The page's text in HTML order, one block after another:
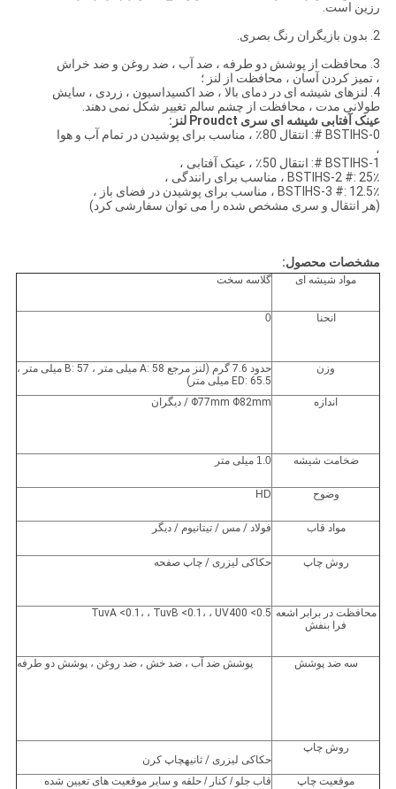
رزین است.
2. بدون بازیگران رنگ بصری.
3. محافظت از پوشش دو طرفه ، ضد آب ، ضد روغن و ضد خراش
، تمیز کردن آسان ، محافظت از لنز ؛
4. لنزهای شیشه ای در دمای بالا ، ضد اکسیداسیون ، زردی ، سایش
طولانی مدت ، محافظت از چشم سالم تغییر شکل نمی دهند.
عینک آفتابی شیشه ای سری Proudct لنز:
BSTIHS-0 #: انتقال 80٪ ، مناسب برای پوشیدن در تمام آب و هوا
،
BSTIHS-1 #: انتقال 50٪ ، عینک آفتابی ،
BSTIHS-2 #: 25٪ ، مناسب برای رانندگی ،
BSTIHS-3 #: 12.5٪ ، مناسب برای پوشیدن در فضای باز ،
(هر انتقال و سری مشخص شده را می توان سفارشی کرد)
مشخصات محصول:
مواد شیشه ای گلاسه سخت
انحنا 0
وزن
حدود 7.6 گرم (لنز مرجع A: 58 میلی متر ، B: 57 میلی متر ،
ED: 65.5 میلی متر)
اندازه
Φ77mm Φ82mm / دیگران
ضخامت شیشه 1.0 میلی متر
وضوح HD
مواد قاب فولاد / مس / تیتانیوم / دیگر
روش چاپ حکاکی لیزری / چاپ صفحه
محافظت در برابر اشعه
فرا بنفش
TuvA <0.1، ، TuvB <0.1، ، UV400 <0.5
سه ضد پوشش پوشش ضد آب ، ضد خش ، ضد روغن ، پوشش دو طرفه
روش چاپ
حکاکی لیزری / ثانیهچاپ کرن
موقعیت چاپ
قاب جلو / کنار / حلقه و سایر موقعیت های تعیین شده